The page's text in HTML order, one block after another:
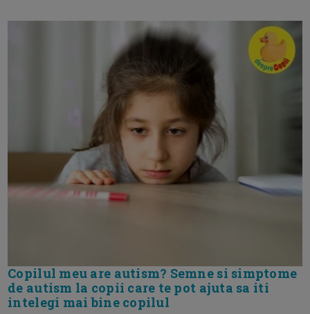
Copilul meu are autism? Semne si simptome
de autism la copii care te pot ajuta sa iti
intelegi mai bine copilul